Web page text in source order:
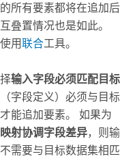
所有要素都将在追加后
叠置情况也是如此。
用联合工具。
输入字段必须匹配目标
字段定义）必须与目标
能追加要素。 如果为
射协调字段差异，则输
需要与目标数据集相匹